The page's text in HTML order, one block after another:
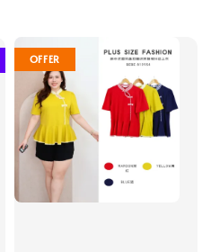
OFFER